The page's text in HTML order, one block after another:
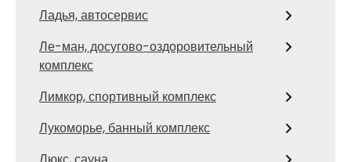
Ладья, автосервис
Ле-ман, досугово-оздоровительный
комплекс
Лимкор, спортивный комплекс
Лукоморье, банный комплекс